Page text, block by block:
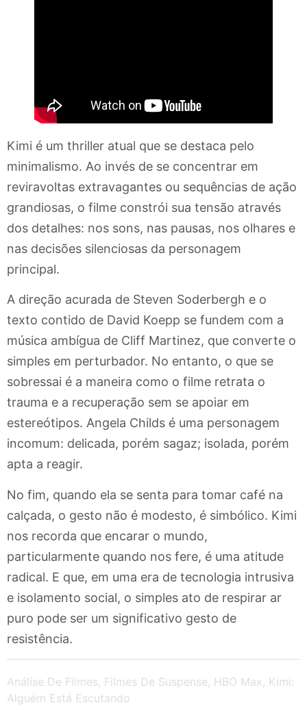
Kimi é um thriller atual que se destaca pelo
minimalismo. Ao invés de se concentrar em
reviravoltas extravagantes ou sequências de ação
grandiosas, o filme constrói sua tensão através
dos detalhes: nos sons, nas pausas, nos olhares e
nas decisões silenciosas da personagem
principal.
A direção acurada de Steven Soderbergh e o
texto contido de David Koepp se fundem com a
música ambígua de Cliff Martinez, que converte o
simples em perturbador. No entanto, o que se
sobressai é a maneira como o filme retrata o
trauma e a recuperação sem se apoiar em
estereótipos. Angela Childs é uma personagem
incomum: delicada, porém sagaz; isolada, porém
apta a reagir.
No fim, quando ela se senta para tomar café na
calçada, o gesto não é modesto, é simbólico. Kimi
nos recorda que encarar o mundo,
particularmente quando nos fere, é uma atitude
radical. E que, em uma era de tecnologia intrusiva
e isolamento social, o simples ato de respirar ar
puro pode ser um significativo gesto de
resistência.
Análise De Filmes Filmes De Suspense HBO Max
Kimi:
Alguém Está Escutando